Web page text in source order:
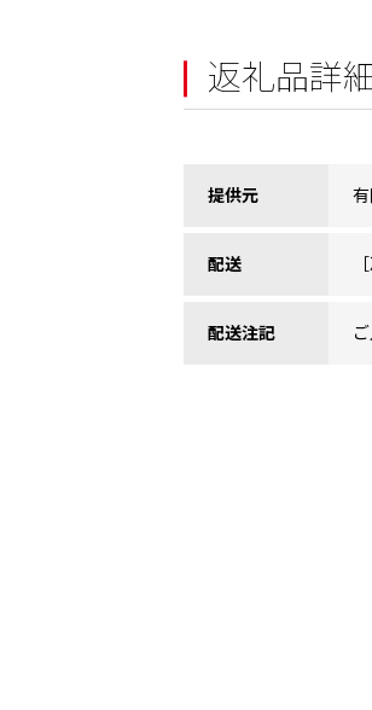
返礼品詳細
提供元
配送
配送注記